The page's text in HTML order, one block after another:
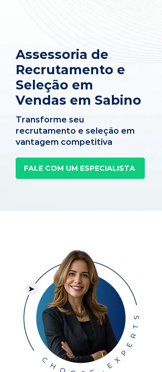
Assessoria de
Recrutamento e
Seleção em
Vendas em Sabino
Transforme seu
recrutamento e seleção em
vantagem competitiva
FALE COM UM ESPECIALISTA